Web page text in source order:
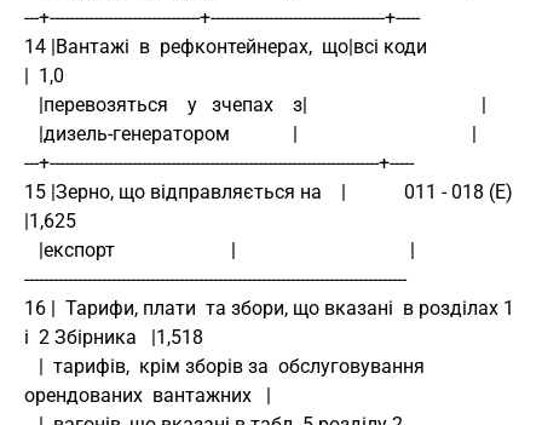
---+-------------------------------+------------------------------------+-----
14 |Вантажі  в  рефконтейнерах,  що|всі коди
|  1,0
   |перевозяться    у   зчепах    з|                                    |
   |дизель-генератором             |                                    |
---+--------------------------------------------------------------------+-----
15 |Зерно, що відправляється на    |            011 - 018 (Е)
|1,625
   |експорт                        |                                    |
-------------------------------------------------------------------------------
16 |  Тарифи, плати  та збори, що вказані  в розділах 1
і  2 Збірника   |1,518
орендованих  вантажних   |